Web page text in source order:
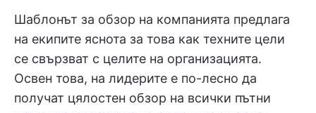
Шаблонът за обзор на компанията предлага
на екипите яснота за това как техните цели
се свързват с целите на организацията.
Освен това, на лидерите е по-лесно да
получат цялостен обзор на всички пътни